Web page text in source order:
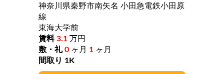
神奈川県秦野市南矢名 小田急電鉄小田原
線
東海大学前
3.1 万円
0 ヶ月 1 ヶ月
1K